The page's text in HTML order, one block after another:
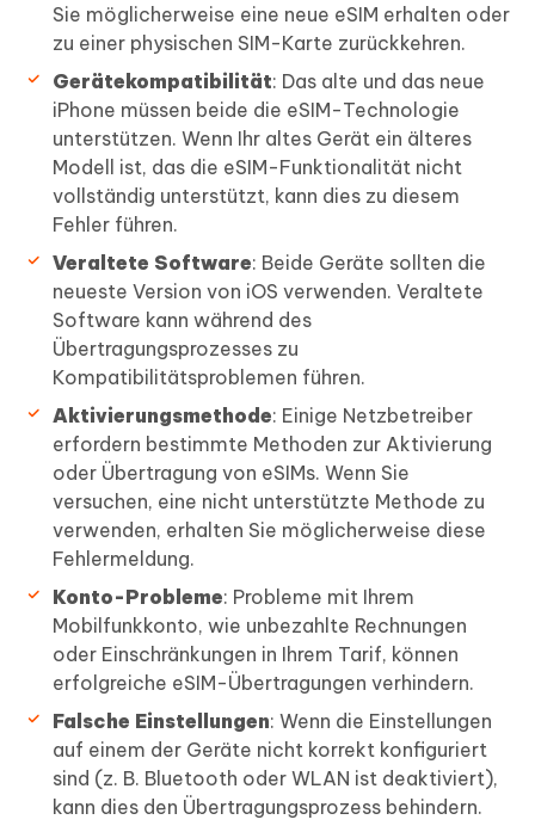
Sie möglicherweise eine neue eSIM erhalten oder
zu einer physischen SIM-Karte zurückkehren.
Gerätekompatibilität: Das alte und das neue
iPhone müssen beide die eSIM-Technologie
unterstützen. Wenn Ihr altes Gerät ein älteres
Modell ist, das die eSIM-Funktionalität nicht
vollständig unterstützt, kann dies zu diesem
Fehler führen.
Veraltete Software: Beide Geräte sollten die
neueste Version von iOS verwenden. Veraltete
Software kann während des
Übertragungsprozesses zu
Kompatibilitätsproblemen führen.
Aktivierungsmethode: Einige Netzbetreiber
erfordern bestimmte Methoden zur Aktivierung
oder Übertragung von eSIMs. Wenn Sie
versuchen, eine nicht unterstützte Methode zu
verwenden, erhalten Sie möglicherweise diese
Fehlermeldung.
Konto-Probleme: Probleme mit Ihrem
Mobilfunkkonto, wie unbezahlte Rechnungen
oder Einschränkungen in Ihrem Tarif, können
erfolgreiche eSIM-Übertragungen verhindern.
Falsche Einstellungen: Wenn die Einstellungen
auf einem der Geräte nicht korrekt konfiguriert
sind (z. B. Bluetooth oder WLAN ist deaktiviert),
kann dies den Übertragungsprozess behindern.